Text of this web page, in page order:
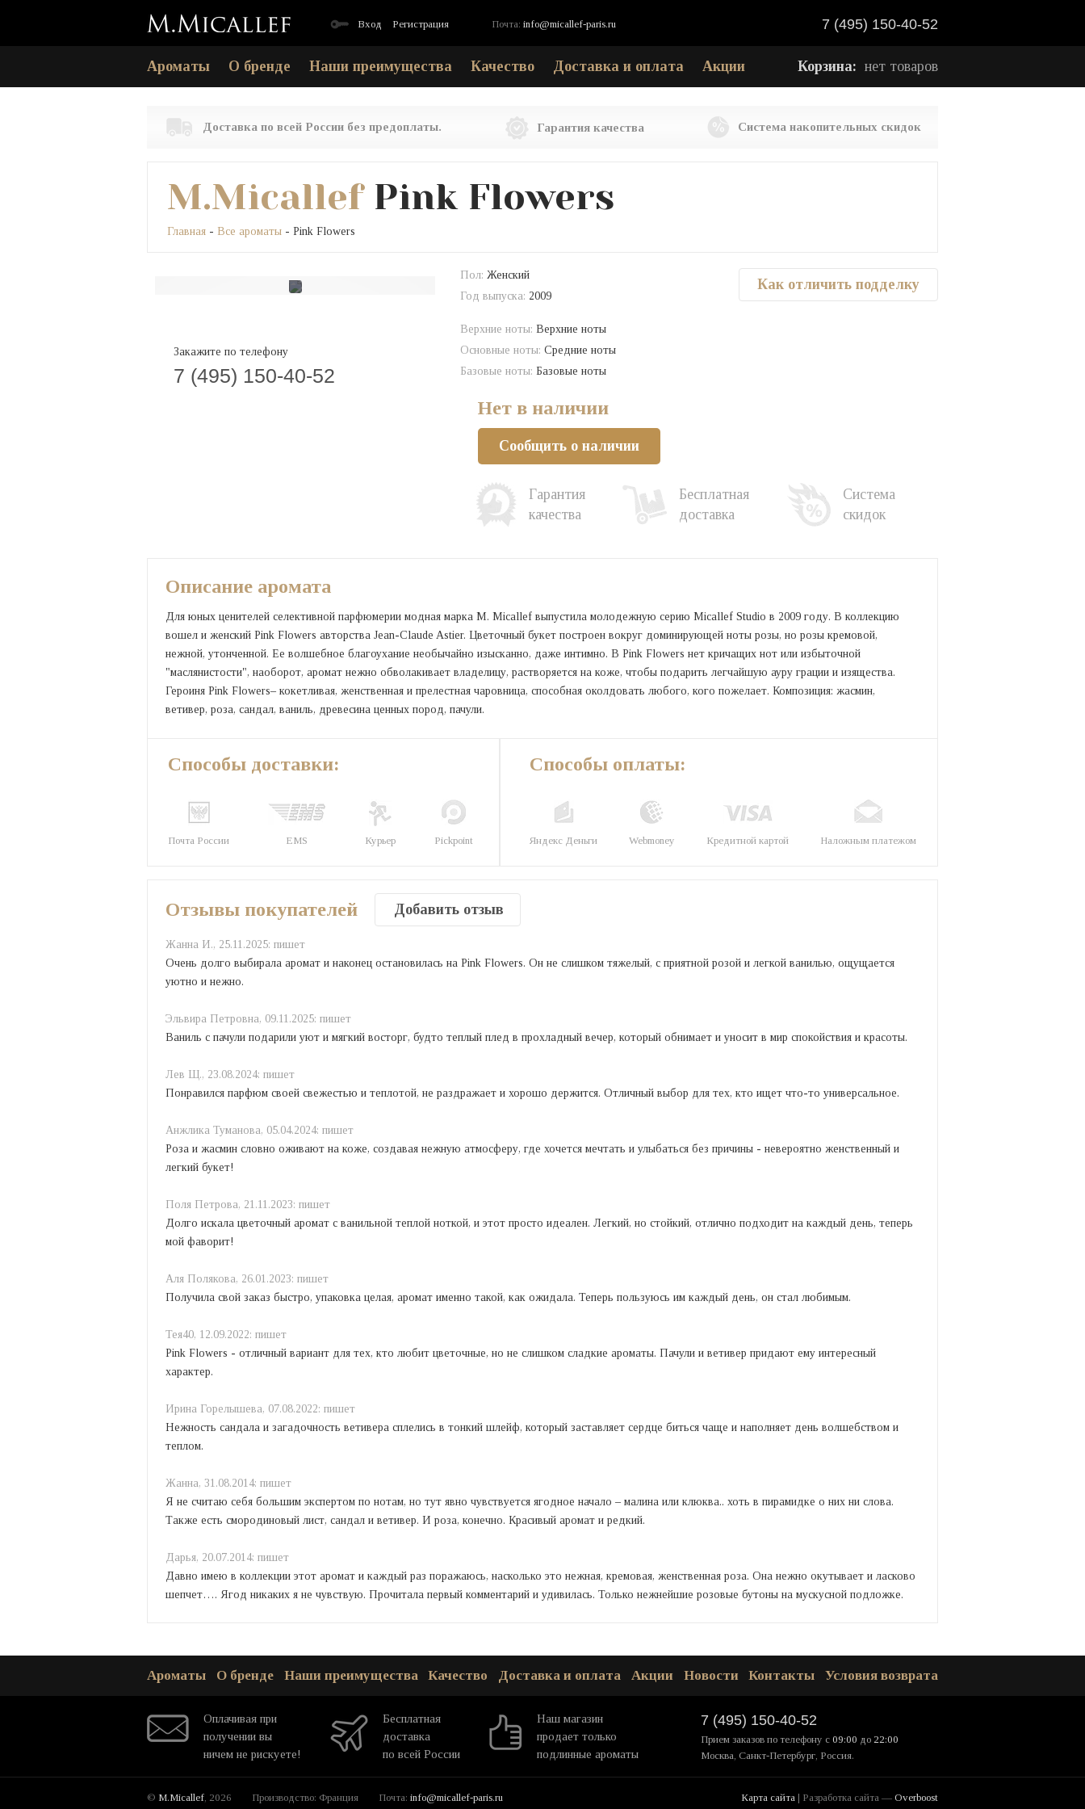
Вход Регистрация Почта: info@micallef-paris.ru 7 (495) 150-40-52
Ароматы О бренде Наши преимущества Качество Доставка и оплата Акции Корзина: нет товаров
Доставка по всей России без предоплаты. Гарантия качества Система накопительных скидок
M.MicallefPink Flowers
Главная - Все ароматы - Pink Flowers
Закажите по телефону
7 (495) 150-40-52
Как отличить подделку
Пол: Женский
Год выпуска: 2009
Верхние ноты: Верхние ноты
Основные ноты: Средние ноты
Базовые ноты: Базовые ноты
Нет в наличии
Сообщить о наличии
Гарантия
качества
Бесплатная
доставка
Система
скидок
Описание аромата
Для юных ценителей селективной парфюмерии модная марка M. Micallef выпустила молодежную серию Micallef Studio в 2009 году. В коллекцию
вошел и женский Pink Flowers авторства Jean-Claude Astier. Цветочный букет построен вокруг доминирующей ноты розы, но розы кремовой,
нежной, утонченной. Ее волшебное благоухание необычайно изысканно, даже интимно. В Pink Flowers нет кричащих нот или избыточной
"маслянистости", наоборот, аромат нежно обволакивает владелицу, растворяется на коже, чтобы подарить легчайшую ауру грации и изящества.
Героиня Pink Flowers– кокетливая, женственная и прелестная чаровница, способная околдовать любого, кого пожелает. Композиция: жасмин,
ветивер, роза, сандал, ваниль, древесина ценных пород, пачули.
Способы доставки:
Почта России EMS Курьер Pickpoint
Способы оплаты:
Яндекс Деньги Webmoney Кредитной картой Наложным платежом
Отзывы покупателей Добавить отзыв
Жанна И., 25.11.2025: пишет
Очень долго выбирала аромат и наконец остановилась на Pink Flowers. Он не слишком тяжелый, с приятной розой и легкой ванилью, ощущается
уютно и нежно.
Эльвира Петровна, 09.11.2025: пишет
Ваниль с пачули подарили уют и мягкий восторг, будто теплый плед в прохладный вечер, который обнимает и уносит в мир спокойствия и красоты.
Лев Щ., 23.08.2024: пишет
Понравился парфюм своей свежестью и теплотой, не раздражает и хорошо держится. Отличный выбор для тех, кто ищет что-то универсальное.
Анжлика Туманова, 05.04.2024: пишет
Роза и жасмин словно оживают на коже, создавая нежную атмосферу, где хочется мечтать и улыбаться без причины - невероятно женственный и
легкий букет!
Поля Петрова, 21.11.2023: пишет
Долго искала цветочный аромат с ванильной теплой ноткой, и этот просто идеален. Легкий, но стойкий, отлично подходит на каждый день, теперь
мой фаворит!
Аля Полякова, 26.01.2023: пишет
Получила свой заказ быстро, упаковка целая, аромат именно такой, как ожидала. Теперь пользуюсь им каждый день, он стал любимым.
Тея40, 12.09.2022: пишет
Pink Flowers - отличный вариант для тех, кто любит цветочные, но не слишком сладкие ароматы. Пачули и ветивер придают ему интересный
характер.
Ирина Горелышева, 07.08.2022: пишет
Нежность сандала и загадочность ветивера сплелись в тонкий шлейф, который заставляет сердце биться чаще и наполняет день волшебством и
теплом.
Жанна, 31.08.2014: пишет
Я не считаю себя большим экспертом по нотам, но тут явно чувствуется ягодное начало – малина или клюква.. хоть в пирамидке о них ни слова.
Также есть смородиновый лист, сандал и ветивер. И роза, конечно. Красивый аромат и редкий.
Дарья, 20.07.2014: пишет
Давно имею в коллекции этот аромат и каждый раз поражаюсь, насколько это нежная, кремовая, женственная роза. Она нежно окутывает и ласково
шепчет…. Ягод никаких я не чувствую. Прочитала первый комментарий и удивилась. Только нежнейшие розовые бутоны на мускусной подложке.
Ароматы О бренде Наши преимущества Качество Доставка и оплата Акции Новости Контакты Условия возврата
Оплачивая при
получении вы
ничем не рискуете!
Бесплатная
доставка
по всей России
Наш магазин
продает только
подлинные ароматы
7 (495) 150-40-52
Прием заказов по телефону с09:00 до22:00
Москва, Санкт-Петербург, Россия.
© M.Micallef, 2026 Производство: Франция Почта: info@micallef-paris.ru Карта сайта | Разработка сайта — Overboost